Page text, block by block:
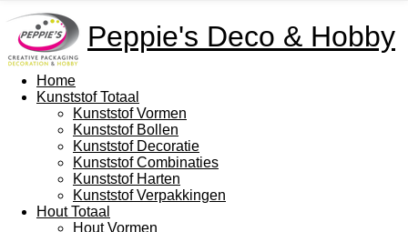
Peppie's Deco & Hobby
Home
Kunststof Totaal
Kunststof Vormen
Kunststof Bollen
Kunststof Decoratie
Kunststof Combinaties
Kunststof Harten
Kunststof Verpakkingen
Hout Totaal
Hout Vormen